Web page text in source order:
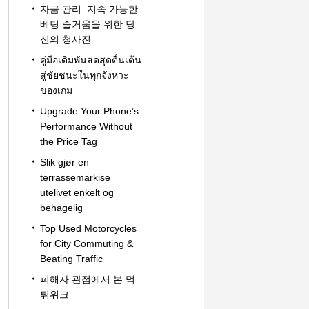
자금 관리: 지속 가능한
베팅 즐거움을 위한 당
신의 청사진
คู่มือเดิมพันสดสุดตื่นเต้น
สู่ชัยชนะในทุกจังหวะ
ของเกม
Upgrade Your Phone’s
Performance Without
the Price Tag
Slik gjør en
terrassemarkise
utelivet enkelt og
behagelig
Top Used Motorcycles
for City Commuting &
Beating Traffic
피해자 관점에서 본 먹
튀위크